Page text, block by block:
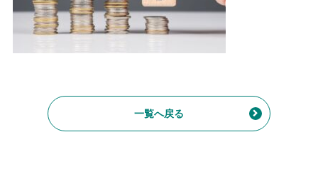
一覧へ戻る